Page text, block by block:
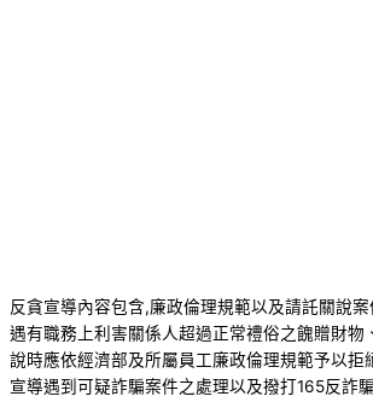
反貪宣導內容包含,廉政倫理規範以及請託關說
遇有職務上利害關係人超過正常禮俗之餽贈財物
說時應依經濟部及所屬員工廉政倫理規範予以拒
宣導遇到可疑詐騙案件之處理以及撥打165反詐